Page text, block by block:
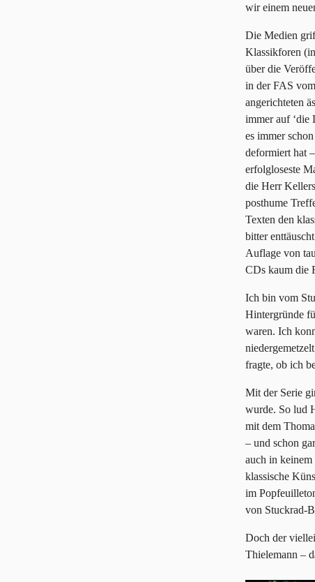
wir einem
Die Medien
Klassikforen
über die
in der FAS
angerichteten
immer auf ‘die
es immer
deformiert hat
erfolgloseste
die Herr
posthume
Texten den
bitter
Auflage von
CDs kaum die
Ich bin vom
Hintergründe
waren. Ich
fragte, ob ich
Mit der Serie
wurde. So lud
mit dem
– und schon
auch in
klassische
im
von Stuckrad-
Doch der
Thielemann –